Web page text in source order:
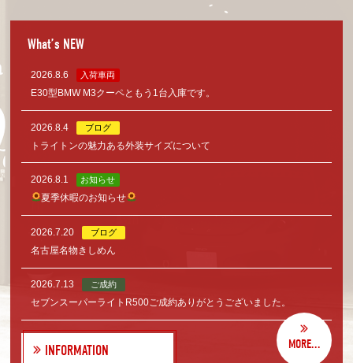
What’s NEW
2026.8.6 入荷車両
E30型BMW M3クーペともう1台入庫です。
2026.8.4 ブログ
トライトンの魅力ある外装サイズについて
2026.8.1 お知らせ
夏季休暇のお知らせ
2026.7.20 ブログ
名古屋名物きしめん
2026.7.13 ご成約
セブンスーパーライトR500ご成約ありがとうございました。
MORE...
INFORMATION